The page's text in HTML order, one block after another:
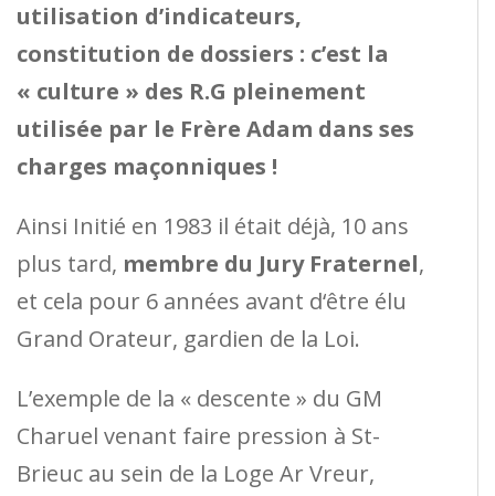
utilisation d’indicateurs,
constitution de dossiers : c’est la
« culture » des R.G pleinement
utilisée par le Frère Adam dans ses
charges maçonniques !
Ainsi Initié en 1983 il était déjà, 10 ans
plus tard, membre du Jury Fraternel,
et cela pour 6 années avant d‘être élu
Grand Orateur, gardien de la Loi.
L’exemple de la « descente » du GM
Charuel venant faire pression à St-
Brieuc au sein de la Loge Ar Vreur,